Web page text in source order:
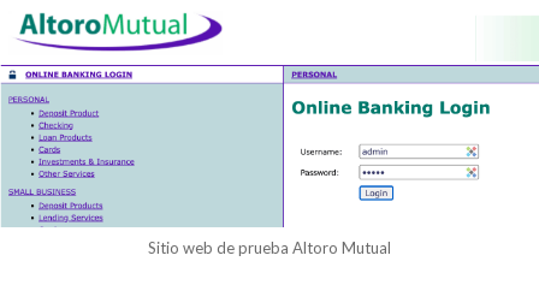
Sitio web de prueba Altoro Mutual